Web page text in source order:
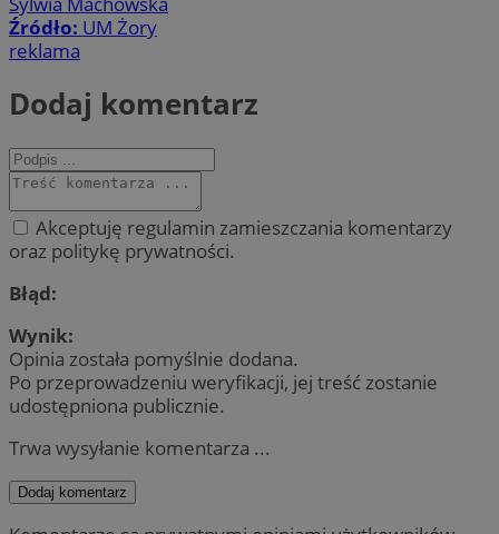
Źródło: UM Żory
reklama
Dodaj komentarz
Akceptuję regulamin zamieszczania komentarzy
oraz politykę prywatności.
Błąd:
Wynik:
Opinia została pomyślnie dodana.
Po przeprowadzeniu weryfikacji, jej treść zostanie
udostępniona publicznie.
Trwa wysyłanie komentarza ...
Dodaj komentarz